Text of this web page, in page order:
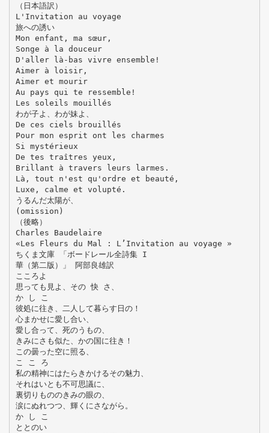
（日本語訳）
L'Invitation au voyage
旅への誘い
Mon enfant, ma sœur,
Songe à la douceur
D'aller là-bas vivre ensemble!
Aimer à loisir,
Aimer et mourir
Au pays qui te ressemble!
Les soleils mouillés
わが子よ、わが妹よ、
De ces ciels brouillés
Pour mon esprit ont les charmes
Si mystérieux
De tes traîtres yeux,
Brillant à travers leurs larmes.
Là, tout n'est qu'ordre et beauté,
Luxe, calme et volupté.
うるんだ太陽が、
(omission)
（後略）
Charles Baudelaire
«Les Fleurs du Mal : L’Invitation au voyage »
ちくま文庫 「ボードレール全詩集 I
華（第二版）」 阿部良雄訳
こころよ
思っても見よ、その 快 さ、
か し こ
彼処に往き、二人して暮らす日の！
心まかせに愛し合い、
愛し合って、死のうもの、
きみにさも似た、かの国に往き！
この曇った空に照る、
こ こ ろ
私の精神にはたらきかけるその魅力、
それはいとも不可思議に、
裏切りもののきみの眼の、
涙にぬれつつ、輝くにさながら。
か し こ
ととのい